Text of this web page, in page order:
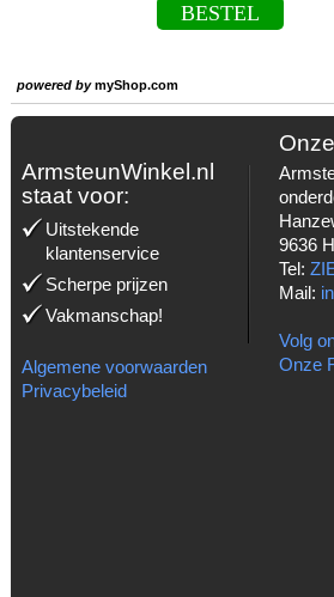
BESTEL
powered bymyShop.com
ArmsteunWinkel.nl
staat voor:
Uitstekende
klantenservice
Scherpe prijzen
Vakmanschap!
Algemene voorwaarden
Privacybeleid
9636
Tel:
Mail:
Volg
Onze